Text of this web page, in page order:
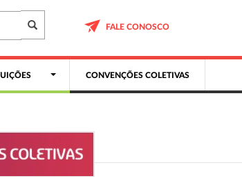
FALE CONOSCO
CONVENÇÕES COLETIVAS